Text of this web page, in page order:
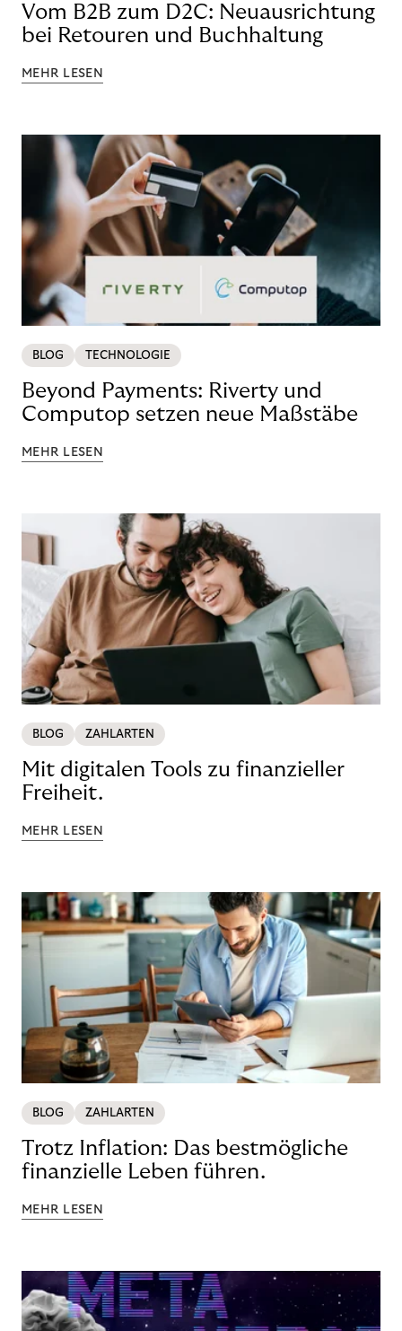
Vom B2B zum D2C: Neuausrichtung
bei Retouren und Buchhaltung
MEHR LESEN
BLOG TECHNOLOGIE
Beyond Payments: Riverty und
Computop setzen neue Maßstäbe
MEHR LESEN
BLOG ZAHLARTEN
Mit digitalen Tools zu finanzieller
Freiheit.
MEHR LESEN
BLOG ZAHLARTEN
Trotz Inflation: Das bestmögliche
finanzielle Leben führen.
MEHR LESEN